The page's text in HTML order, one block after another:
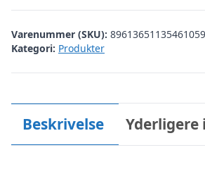
kr. 1.199,95.
Varenummer (SKU):
Kategori: Produkter
Beskrivelse